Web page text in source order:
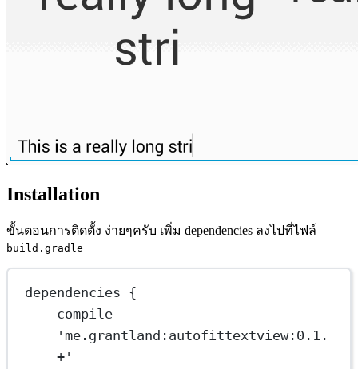
Installation
ขั้นตอนการติดตั้ง ง่ายๆครับ เพิ่ม dependencies ลงไปที่ไฟล์
build.gradle
dependencies {
compile
'me.grantland:autofittextview:0.1.
+'